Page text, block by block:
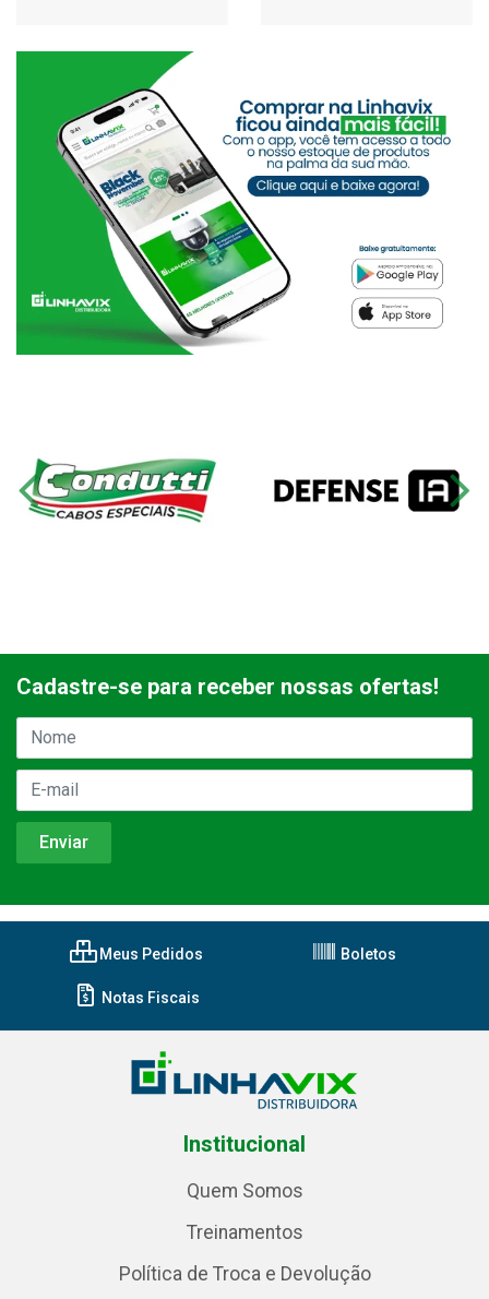
Cadastre-se para receber nossas ofertas!
Meus Pedidos Boletos
Notas Fiscais
Institucional
Quem Somos
Treinamentos
Política de Troca e Devolução